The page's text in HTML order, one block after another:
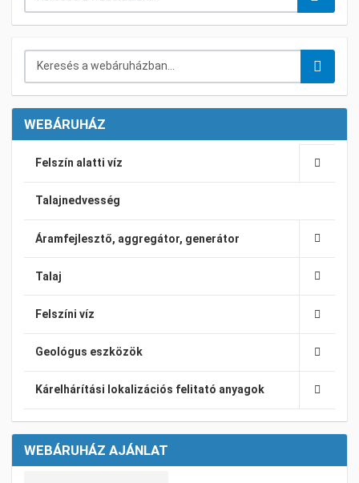
WEBÁRUHÁZ
Felszín alatti víz
Talajnedvesség
Áramfejlesztő, aggregátor, generátor
Talaj
Felszíni víz
Geológus eszközök
Kárelhárítási lokalizációs felitató anyagok
WEBÁRUHÁZ AJÁNLAT